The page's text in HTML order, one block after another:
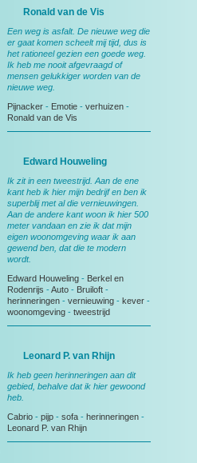
Ronald van de Vis
Een weg is asfalt. De nieuwe weg die
er gaat komen scheelt mij tijd, dus is
het rationeel gezien een goede weg.
Ik heb me nooit afgevraagd of
mensen gelukkiger worden van de
nieuwe weg.
Pijnacker - Emotie - verhuizen -
Ronald van de Vis
Edward Houweling
Ik zit in een tweestrijd. Aan de ene
kant heb ik hier mijn bedrijf en ben ik
superblij met al die vernieuwingen.
Aan de andere kant woon ik hier 500
meter vandaan en zie ik dat mijn
eigen woonomgeving waar ik aan
gewend ben, dat die te modern
wordt.
Edward Houweling - Berkel en
Rodenrijs -Auto - Bruiloft -
herinneringen - vernieuwing - kever -
woonomgeving - tweestrijd
Leonard P. van Rhijn
Ik heb geen herinneringen aan dit
gebied, behalve dat ik hier gewoond
heb.
Cabrio - pijp - sofa - herinneringen -
Leonard P. van Rhijn